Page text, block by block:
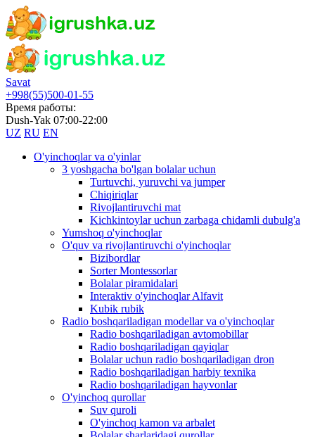
Savat
+998(55)500-01-55
Время работы:
Dush-Yak 07:00-22:00
UZ RU EN
O'yinchoqlar va o'yinlar
3 yoshgacha bo'lgan bolalar uchun
Turtuvchi, yuruvchi va jumper
Chiqiriqlar
Rivojlantiruvchi mat
Kichkintoylar uchun zarbaga chidamli dubulg'a
Yumshoq o'yinchoqlar
O'quv va rivojlantiruvchi o'yinchoqlar
Bizibordlar
Sorter Montessorlar
Bolalar piramidalari
Interaktiv o'yinchoqlar Alfavit
Kubik rubik
Radio boshqariladigan modellar va o'yinchoqlar
Radio boshqariladigan avtomobillar
Radio boshqariladigan qayiqlar
Bolalar uchun radio boshqariladigan dron
Radio boshqariladigan harbiy texnika
Radio boshqariladigan hayvonlar
O'yinchoq qurollar
Suv quroli
O'yinchoq kamon va arbalet